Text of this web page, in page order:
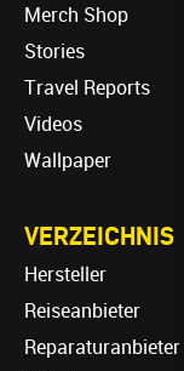
Merch Shop
Stories
Travel Reports
Videos
Wallpaper
VERZEICHNIS
Hersteller
Reiseanbieter
Reparaturanbieter